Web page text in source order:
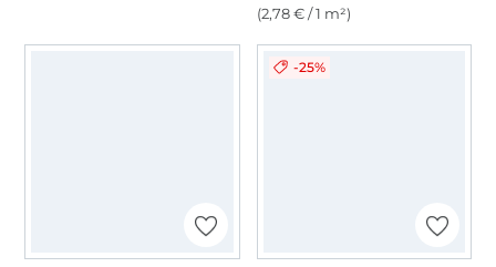
(2,78 € / 1 m²)
-25%